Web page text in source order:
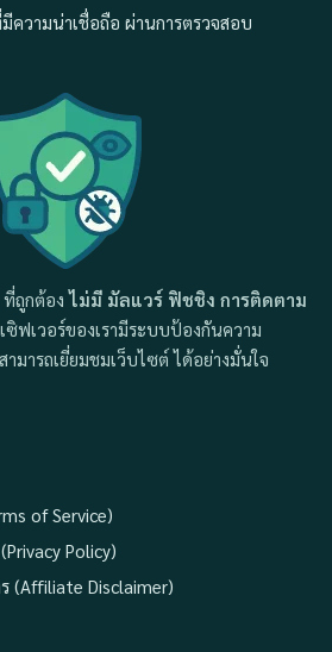
ความน่าเชื่อถือ ผ่านการตรวจสอบ
ที่ถูกต้องไม่มี มัลแวร์ ฟิชชิง การติดตาม
เซิฟเวอร์ของเรามีระบบป้องกันความ
มารถเยี่ยมชมเว็บไซต์ ได้อย่างมั่นใจ
of Service)
Policy)
(Affiliate Disclaimer)